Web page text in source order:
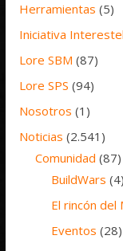
Herramientas (5)
Iniciativa
Lore SBM (87)
Lore SPS (94)
Nosotros (1)
Noticias (2.541)
Comunidad (87)
BuildWars (4)
El rincón del
Eventos (28)